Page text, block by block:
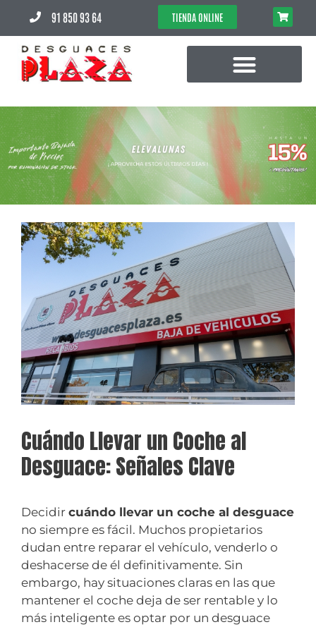
91 850 93 64 TIENDA ONLINE
Cuándo Llevar un Coche al
Desguace: Señales Clave
Decidir cuándo llevar un coche al desguace
no siempre es fácil. Muchos propietarios
dudan entre reparar el vehículo, venderlo o
deshacerse de él definitivamente. Sin
embargo, hay situaciones claras en las que
mantener el coche deja de ser rentable y lo
más inteligente es optar por un desguace